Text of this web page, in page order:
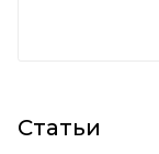
Статьи